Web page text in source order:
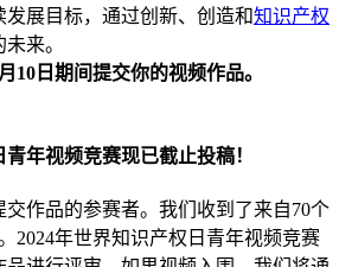
展目标，通过创新、创造和知识产权
来。
10日期间提交你的视频作品。
年视频竞赛现已截止投稿！
作品的参赛者。我们收到了来自70个
2024年世界知识产权日青年视频竞赛